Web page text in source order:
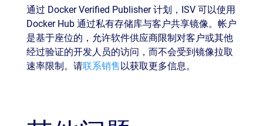
通过 Docker Verified Publisher 计划，ISV 可以使用
Docker Hub 通过私有存储库与客户共享镜像。帐户
是基于座位的，允许软件供应商限制对客户或其他
经过验证的开发人员的访问，而不会受到镜像拉取
速率限制。请联系销售以获取更多信息。